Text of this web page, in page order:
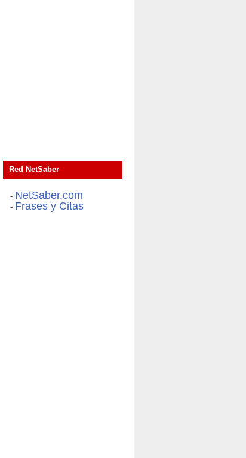
Red NetSaber
- NetSaber.com
- Frases y Citas